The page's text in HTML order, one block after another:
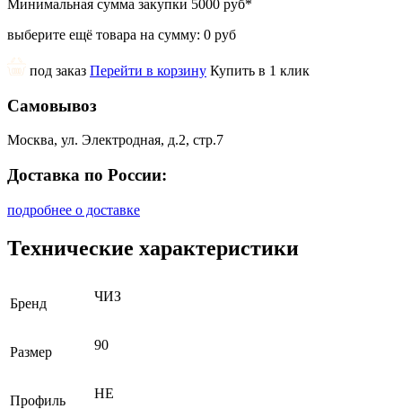
Минимальная сумма закупки 5000 руб*
выберите ещё товара на сумму: 0 руб
под заказ Перейти в корзину Купить в 1 клик
Самовывоз
Москва, ул. Электродная, д.2, стр.7
Доставка по России:
подробнее о доставке
Технические характеристики
Бренд ЧИЗ
Размер 90
Профиль НЕ